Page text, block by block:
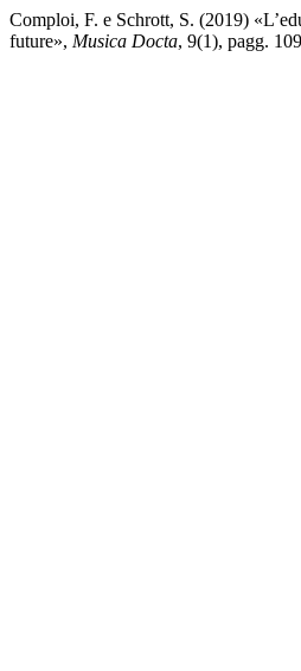
Comploi, F. e Schrott, S. (2019)
future», Musica Docta, 9(1), pagg.